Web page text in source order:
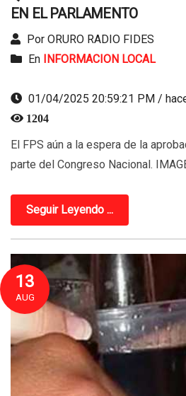
EN EL PARLAMENTO
Por ORURO RADIO FIDES
En
INFORMACION LOCAL
01/04/2025 20:59:21 PM /
1204
El FPS aún a la espera de la
parte del Congreso Nacional.
Seguir Leyendo ...
13
AUG